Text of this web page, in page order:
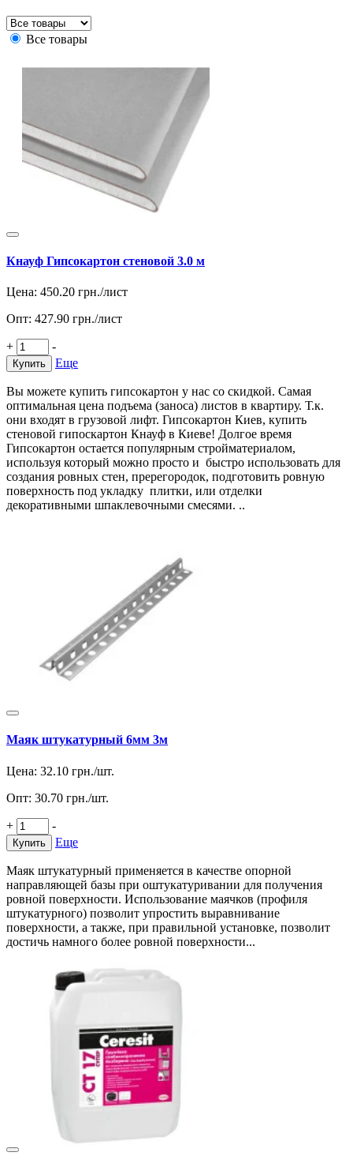
Все товары
Кнауф Гипсокартон стеновой 3.0 м
Цена: 450.20 грн./лист
Опт: 427.90 грн./лист
+ -
Купить Еще
Вы можете купить гипсокартон у нас со скидкой. Самая
оптимальная цена подъема (заноса) листов в квартиру. Т.к.
они входят в грузовой лифт. Гипсокартон Киев, купить
стеновой гипоскартон Кнауф в Киеве! Долгое время
Гипсокартон остается популярным стройматериалом,
используя который можно просто и быстро использовать для
создания ровных стен, пререгородок, подготовить ровную
поверхность под укладку плитки, или отделки
декоративными шпаклевочными смесями. ..
Маяк штукатурный 6мм 3м
Цена: 32.10 грн./шт.
Опт: 30.70 грн./шт.
+ -
Купить Еще
Маяк штукатурный применяется в качестве опорной
направляющей базы при оштукатуривании для получения
ровной поверхности. Использование маячков (профиля
штукатурного) позволит упростить выравнивание
поверхности, а также, при правильной установке, позволит
достичь намного более ровной поверхности...